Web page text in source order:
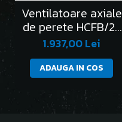
Ventilatoare axiale
de perete HCFB/2-
250/H
1.937,00 Lei
ADAUGA IN COS